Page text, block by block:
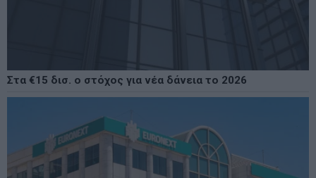
Στα €15 δισ. ο στόχος για νέα δάνεια το 2026